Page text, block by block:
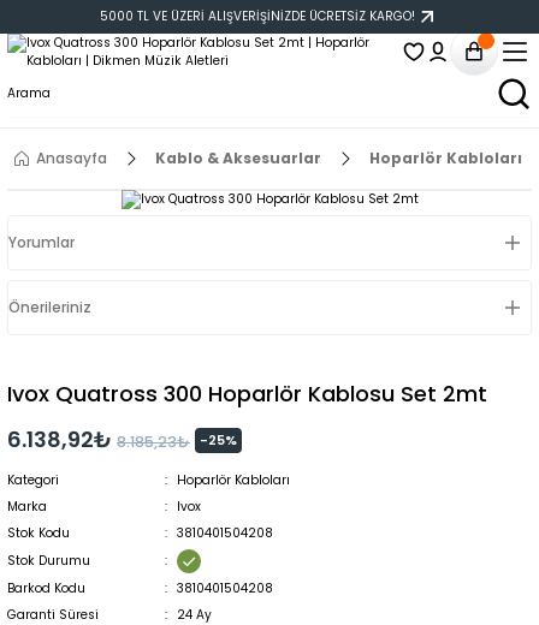
5000 TL VE ÜZERİ ALIŞVERİŞİNİZDE ÜCRETSİZ KARGO!
Anasayfa Kablo & Aksesuarlar Hoparlör Kabloları
Yorumlar
Önerileriniz
Ivox Quatross 300 Hoparlör Kablosu Set 2mt
6.138,92₺ 8.185,23₺ -25%
Kategori
Hoparlör Kabloları
Marka
Ivox
Stok Kodu
3810401504208
Stok Durumu
Barkod Kodu
3810401504208
Garanti Süresi
24 Ay